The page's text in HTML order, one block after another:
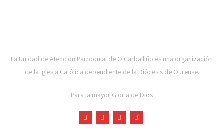
La Unidad de Atención Parroquial de O Carballiño es una organización
de la Iglesia Católica dependiente de la Diócesis de Ourense.
Para la mayor Gloria de Dios